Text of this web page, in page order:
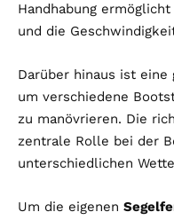
Handhabung
und die
Darüber hinaus ist eine
um verschiedene
zu manövrieren. Die
zentrale Rolle bei der
unterschiedlichen
Um die eigenen